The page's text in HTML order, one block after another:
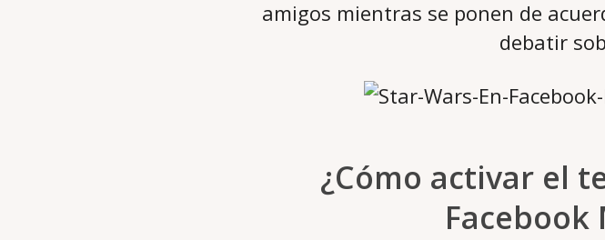
amigos mientras se ponen de
debatir
¿Cómo activar el
Facebook